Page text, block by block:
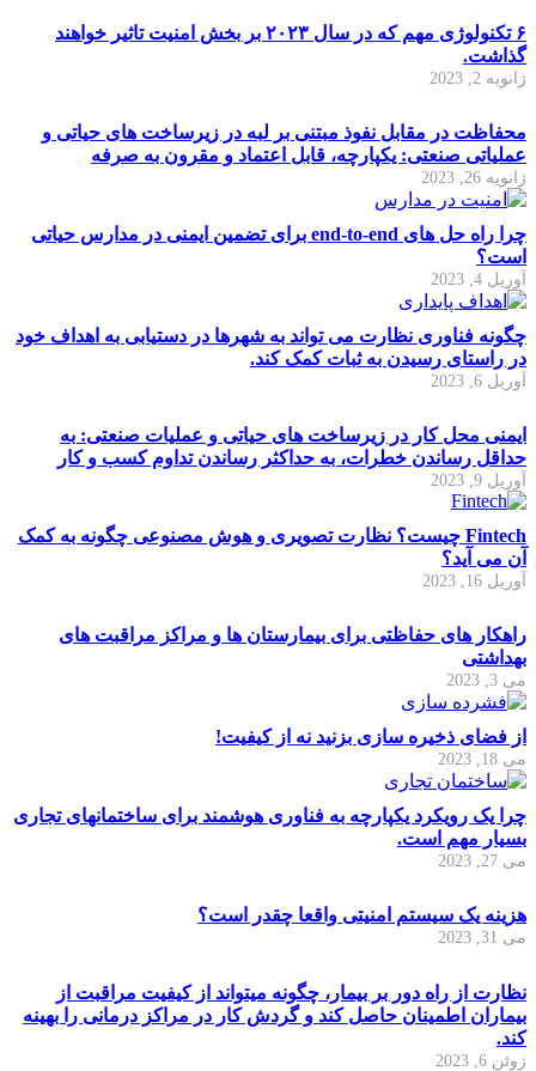
۶ تکنولوژی مهم که در سال ۲۰۲۳ بر بخش امنیت تاثیر خواهند
گذاشت.
ژانویه 2, 2023
محفاظت در مقابل نفوذ مبتنی بر لبه در زیرساخت های حیاتی و
عملیاتی صنعتی: یکپارچه، قابل اعتماد و مقرون به صرفه
ژانویه 26, 2023
چرا راه حل های end-to-end برای تضمین ایمنی در مدارس حیاتی
است؟
آوریل 4, 2023
چگونه فناوری نظارت می تواند به شهرها در دستیابی به اهداف خود
در راستای رسیدن به ثبات کمک کند.
آوریل 6, 2023
ایمنی محل کار در زیرساخت های حیاتی و عملیات صنعتی: به
حداقل رساندن خطرات، به حداکثر رساندن تداوم کسب و کار
آوریل 9, 2023
Fintech چیست؟ نظارت تصویری و هوش مصنوعی چگونه به کمک
آن می آید؟
آوریل 16, 2023
راهکار های حفاظتی برای بیمارستان ها و مراکز مراقبت های
بهداشتی
می 3, 2023
از فضای ذخیره سازی بزنید نه از کیفیت!
می 18, 2023
چرا یک رویکرد یکپارچه به فناوری هوشمند برای ساختمانهای تجاری
بسیار مهم است.
می 27, 2023
هزینه یک سیستم امنیتی واقعا چقدر است؟
می 31, 2023
نظارت از راه دور بر بیمار، چگونه میتواند از کیفیت مراقبت از
بیماران اطمینان حاصل کند و گردش کار در مراکز درمانی را بهینه
کند.
ژوئن 6, 2023